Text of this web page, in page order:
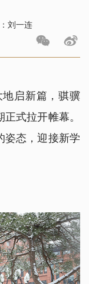
刘一连
地启新篇，骐骥
式拉开帷幕。
姿态，迎接新学